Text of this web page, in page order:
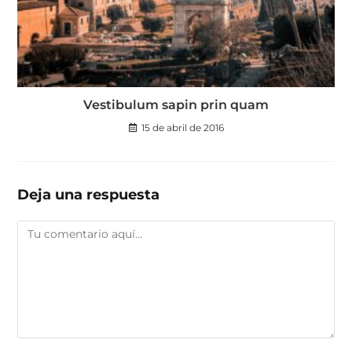
Vestibulum sapin prin quam
15 de abril de 2016
Deja una respuesta